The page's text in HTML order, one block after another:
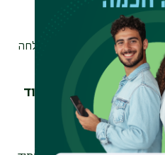
והגדלת סיכוי קבלה
במכינות
למידה נכונים החיוניים להצלחה
למועמדים לעמוד
ויותר מכך:
בראש ובראשונה לעזור